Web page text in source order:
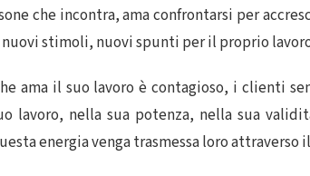
che incontra, ama confrontarsi per
stimoli, nuovi spunti per il proprio
ama il suo lavoro è contagioso, i clienti
lavoro, nella sua potenza, nella sua
energia venga trasmessa loro attraverso